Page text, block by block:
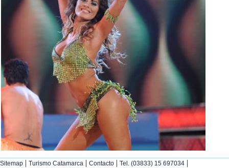
Sitemap | Turismo Catamarca | Contacto | Tel. (03833) 15 697034 |